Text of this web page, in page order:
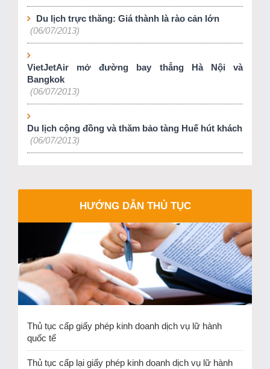
Du lịch trực thăng: Giá thành là rào cản lớn
(06/07/2013)
VietJetAir mở đường bay thẳng Hà Nội và
Bangkok
(06/07/2013)
Du lịch cộng đồng và thăm bảo tàng Huế hút khách
(06/07/2013)
HƯỚNG DẪN THỦ TỤC
Thủ tục cấp giấy phép kinh doanh dịch vụ lữ hành
quốc tế
Thủ tục cấp lại giấy phép kinh doanh dịch vụ lữ hành